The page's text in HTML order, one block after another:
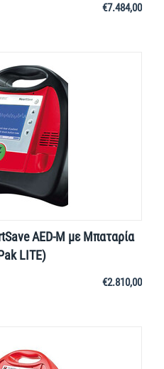
€7.484,00
AED-M με Μπαταρία
LITE)
€2.810,00